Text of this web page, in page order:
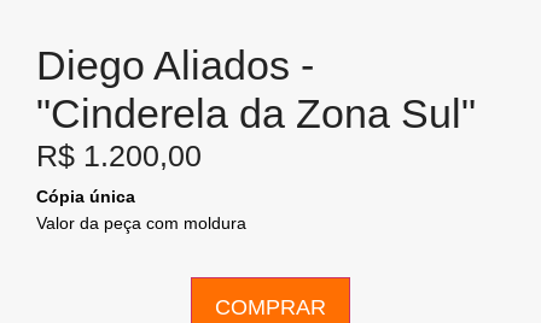
Diego Aliados -
"Cinderela da Zona Sul"
R$ 1.200,00
Cópia única
Valor da peça com moldura
COMPRAR